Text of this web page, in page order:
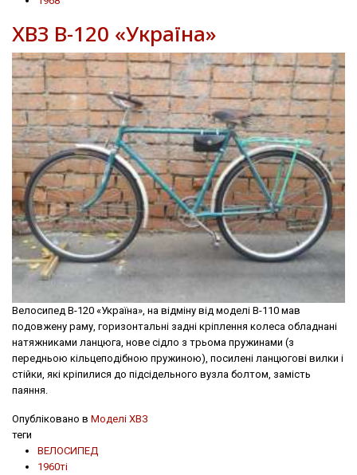
ХВЗ В-120 «Україна»
Велосипед В-120 «Україна», на відміну від моделі В-110 мав
подовжену раму, горизонтальні задні крiплення колеса обладнані
натяжниками ланцюга, нове сідло з трьома пружинами (з
передньою кільцеподібною пружиною), посилені ланцюгові вилки і
стійки, які кріпилися до підсідельного вузла болтом, замість
паяння.
Опубліковано в Моделі ХВЗ
теги
ВЕЛОСИПЕД
1960ті